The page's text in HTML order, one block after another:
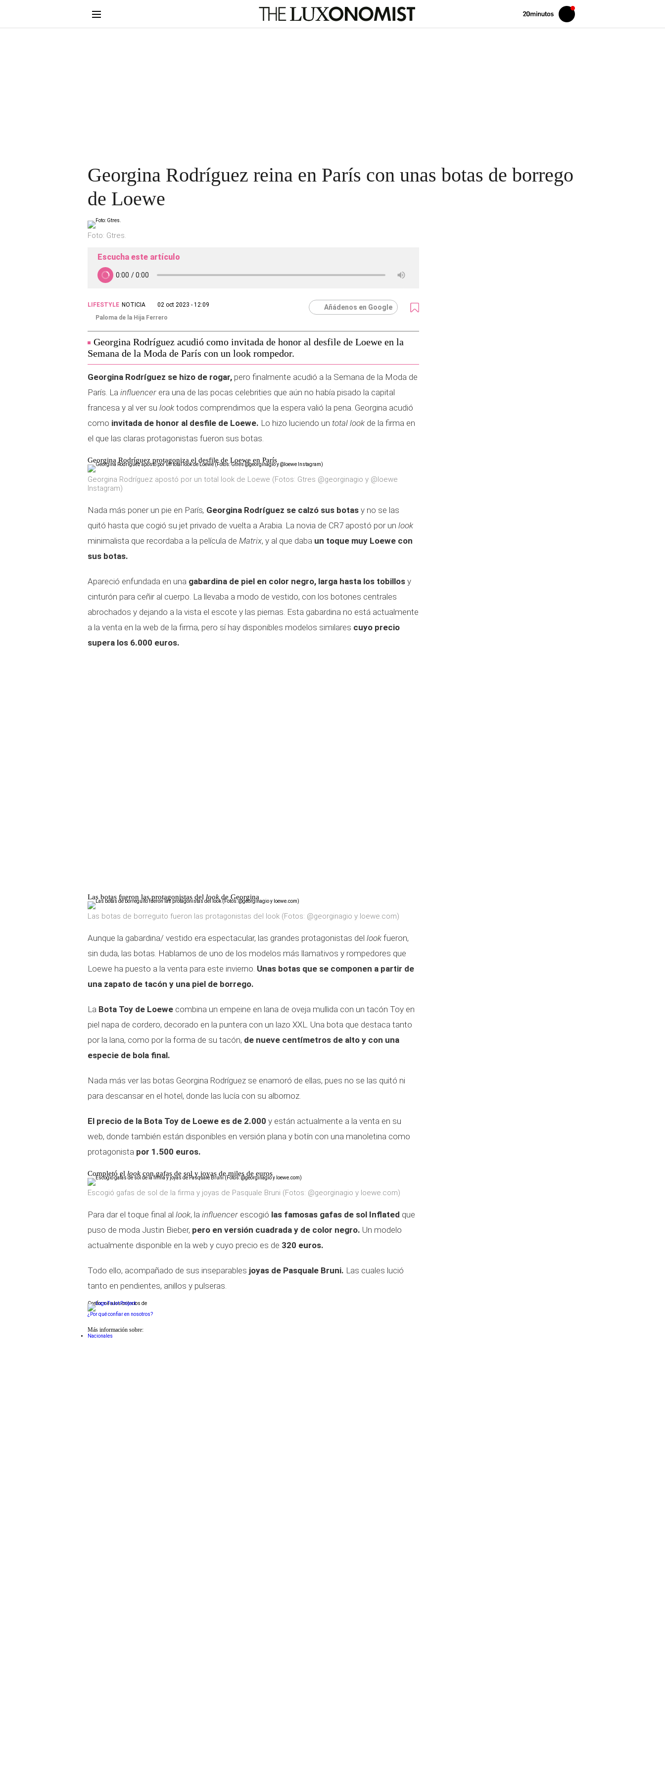
Volver
Iniciar
sesión
Georgina Rodríguez reina en París con unas botas de borrego
de Loewe
Foto: Gtres.
Escucha este artículo
LIFESTYLE NOTICIA
02 oct 2023 - 12:09
Paloma de la Hija Ferrero
Añádenos en Google
Georgina Rodríguez acudió como invitada de honor al desfile de Loewe en la
Semana de la Moda de París con un look rompedor.
Georgina Rodríguez se hizo de rogar, pero finalmente acudió a la Semana de la Moda de
París. La influencer era una de las pocas celebrities que aún no había pisado la capital
francesa y al ver su look todos comprendimos que la espera valió la pena. Georgina acudió
como invitada de honor al desfile de Loewe. Lo hizo luciendo un total look de la firma en
el que las claras protagonistas fueron sus botas.
Georgina Rodríguez protagoniza el desfile de Loewe en París
Georgina Rodríguez apostó por un total look de Loewe (Fotos: Gtres @georginagio y @loewe
Instagram)
Nada más poner un pie en París, Georgina Rodríguez se calzó sus botas y no se las
quitó hasta que cogió su jet privado de vuelta a Arabia. La novia de CR7 apostó por un look
minimalista que recordaba a la película de Matrix, y al que daba un toque muy Loewe con
sus botas.
Apareció enfundada en una gabardina de piel en color negro, larga hasta los tobillos y
cinturón para ceñir al cuerpo. La llevaba a modo de vestido, con los botones centrales
abrochados y dejando a la vista el escote y las piernas. Esta gabardina no está actualmente
a la venta en la web de la firma, pero sí hay disponibles modelos similares cuyo precio
supera los 6.000 euros.
Las botas fueron las protagonistas del look de Georgina
Las botas de borreguito fueron las protagonistas del look (Fotos: @georginagio y loewe.com)
Aunque la gabardina/ vestido era espectacular, las grandes protagonistas del look fueron,
sin duda, las botas. Hablamos de uno de los modelos más llamativos y rompedores que
Loewe ha puesto a la venta para este invierno. Unas botas que se componen a partir de
una zapato de tacón y una piel de borrego.
La Bota Toy de Loewe combina un empeine en lana de oveja mullida con un tacón Toy en
piel napa de cordero, decorado en la puntera con un lazo XXL. Una bota que destaca tanto
por la lana, como por la forma de su tacón, de nueve centímetros de alto y con una
especie de bola final.
Nada más ver las botas Georgina Rodríguez se enamoró de ellas, pues no se las quitó ni
para descansar en el hotel, donde las lucía con su albornoz.
El precio de la Bota Toy de Loewe es de 2.000 y están actualmente a la venta en su
web, donde también están disponibles en versión plana y botín con una manoletina como
protagonista por 1.500 euros.
Completó el look con gafas de sol y joyas de miles de euros
Escogió gafas de sol de la firma y joyas de Pasquale Bruni (Fotos: @georginagio y loewe.com)
Para dar el toque final al look, la influencer escogió las famosas gafas de sol Inflated que
puso de moda Justin Bieber, pero en versión cuadrada y de color negro. Un modelo
actualmente disponible en la web y cuyo precio es de 320 euros.
Todo ello, acompañado de sus inseparables joyas de Pasquale Bruni. Las cuales lució
tanto en pendientes, anillos y pulseras.
Conforme a los criterios de
¿Por qué confiar en nosotros?
Más información sobre:
Nacionales